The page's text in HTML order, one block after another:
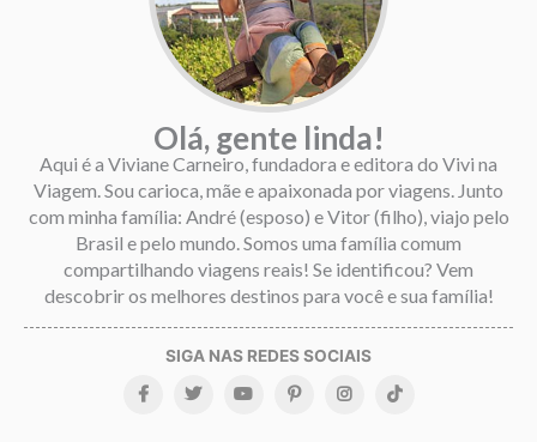
Olá, gente linda!
Aqui é a Viviane Carneiro, fundadora e editora do Vivi na
Viagem. Sou carioca, mãe e apaixonada por viagens. Junto
com minha família: André (esposo) e Vitor (filho), viajo pelo
Brasil e pelo mundo. Somos uma família comum
compartilhando viagens reais! Se identificou? Vem
descobrir os melhores destinos para você e sua família!